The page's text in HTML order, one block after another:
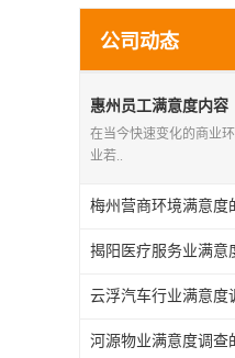
公司动态
惠州员工满意度内容
在当今快速变化的商业
业若..
梅州营商环境满意度
云浮汽车行业满意度
河源物业满意度调查